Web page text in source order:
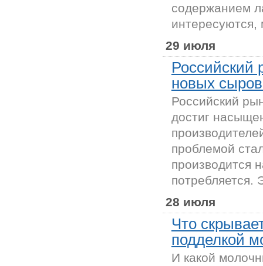
содержанием
29 июля
Российский
новых
Российский
достиг
проблемой
производится
потребляется.
28 июля
Что
подделкой
И какой